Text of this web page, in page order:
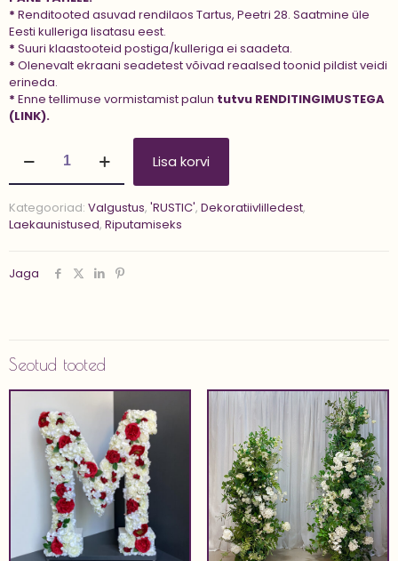
* Renditooted asuvad rendilaos Tartus, Peetri 28. Saatmine üle
Eesti kulleriga lisatasu eest.
* Suuri klaastooteid postiga/kulleriga ei saadeta.
* Olenevalt ekraani seadetest võivad reaalsed toonid pildist veidi
erineda.
* Enne tellimuse vormistamist palun tutvu RENDITINGIMUSTEGA
(LINK).
laekaunistus
'LED
2
m'
Lisa korvi
Kategooriad: Valgustus, 'RUSTIC', Dekoratiivlilledest,
Laekaunistused, Riputamiseks
Jaga
Seotud tooted